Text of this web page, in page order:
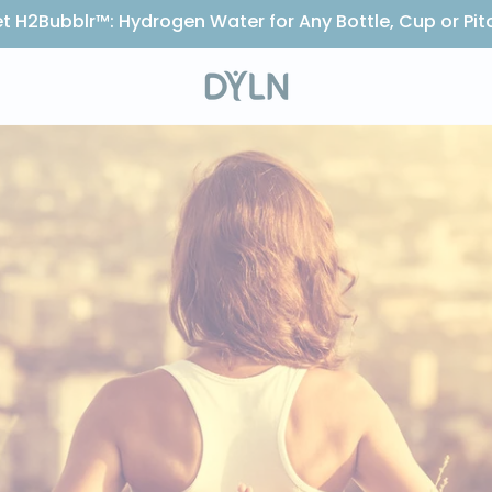
H2Bubblr™: Hydrogen Water for Any Bottle, Cup or